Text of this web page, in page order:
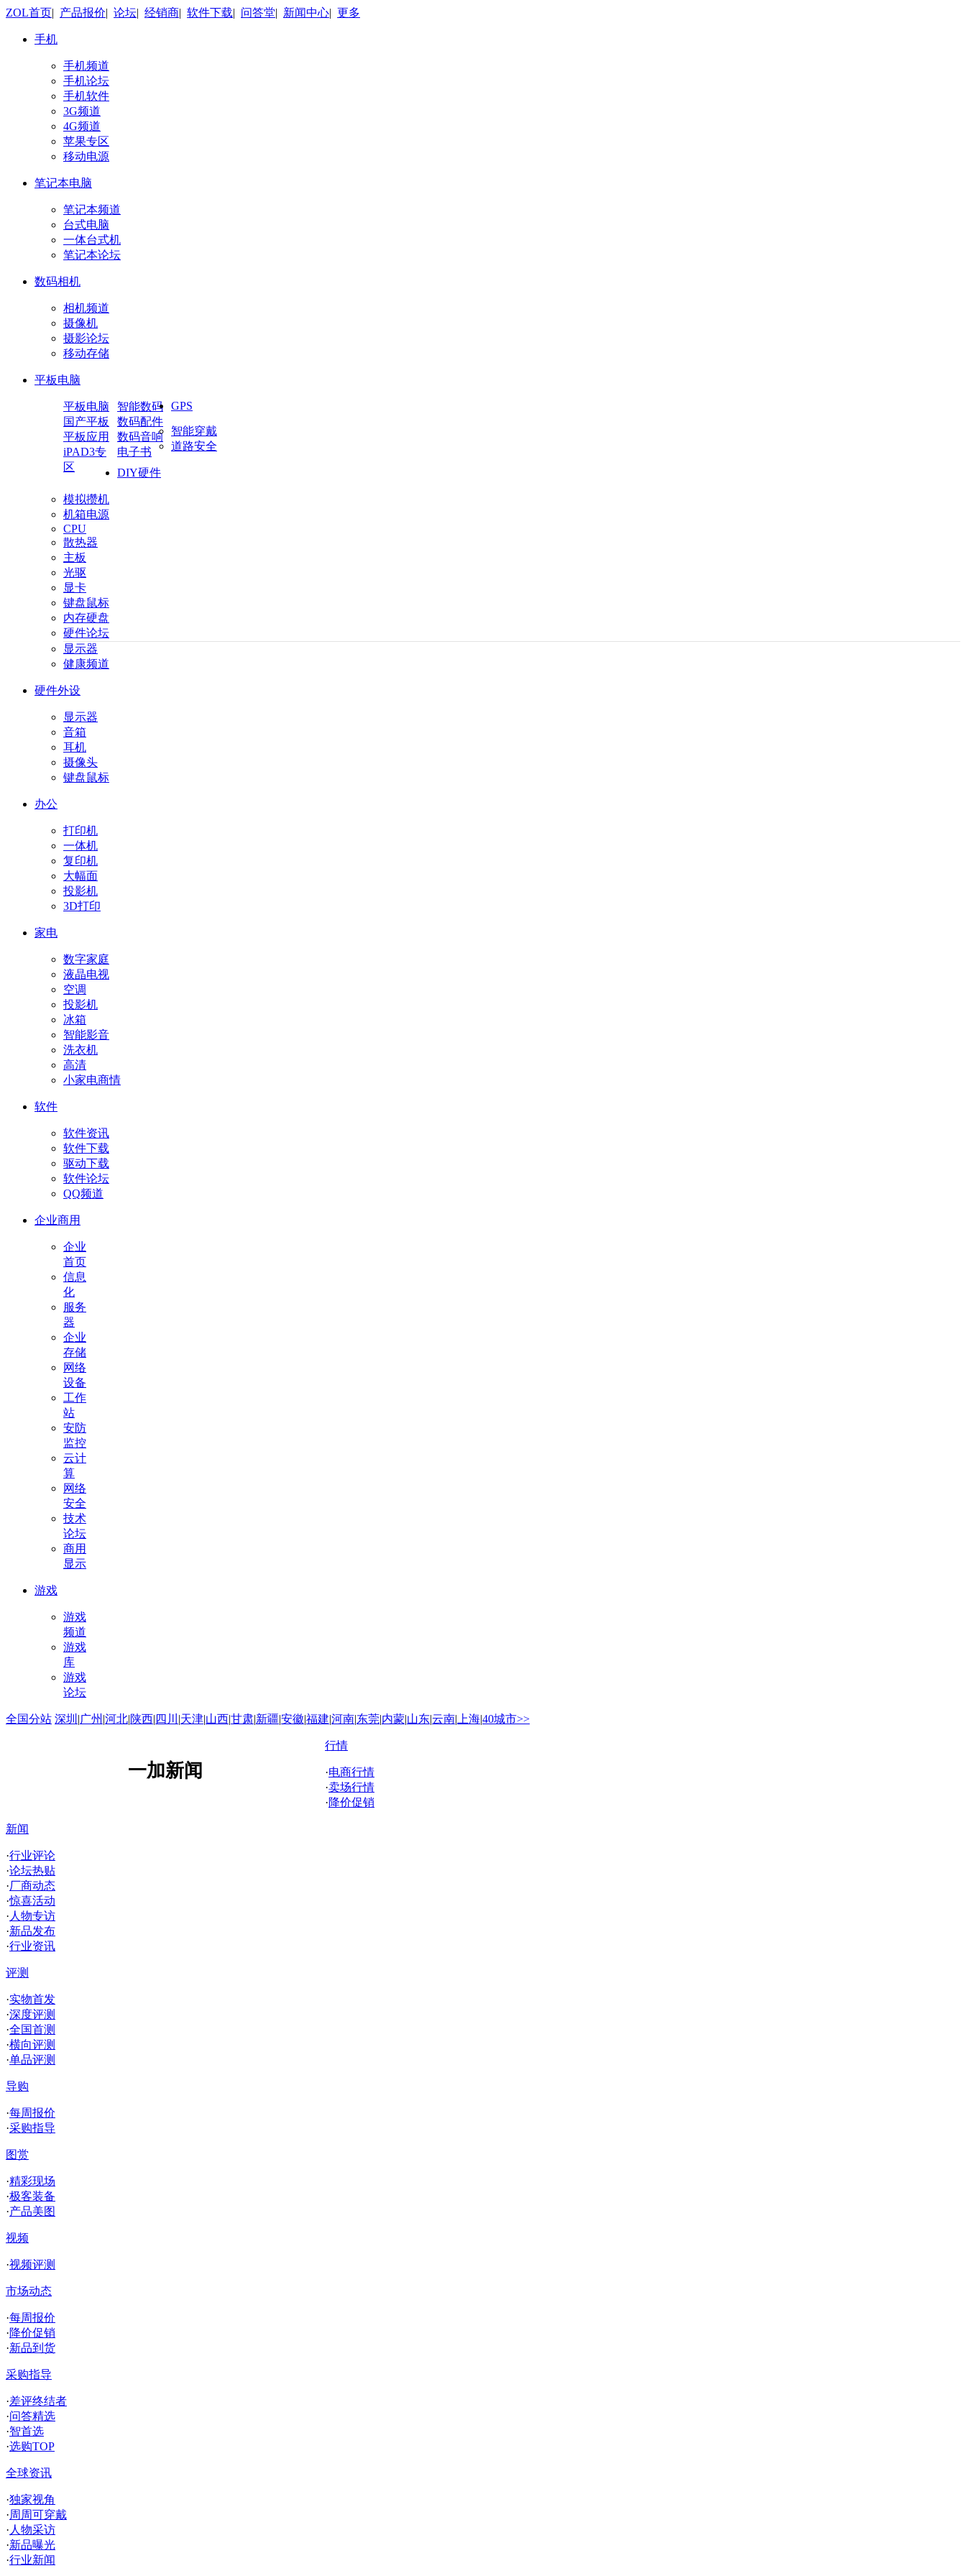
ZOL首页| 产品报价| 论坛| 经销商| 软件下载| 问答堂| 新闻中心| 更多
手机
手机频道
手机论坛
手机软件
3G频道
4G频道
苹果专区
移动电源
笔记本电脑
笔记本频道
台式电脑
一体台式机
笔记本论坛
数码相机
相机频道
摄像机
摄影论坛
移动存储
平板电脑
平板电脑
智能数码
国产平板
数码配件
平板应用
数码音响
iPAD3专
区
电子书
GPS
智能穿戴
道路安全
DIY硬件
模拟攒机
机箱电源
CPU
散热器
主板
光驱
显卡
键盘鼠标
内存硬盘
硬件论坛
显示器
健康频道
硬件外设
显示器
音箱
耳机
摄像头
键盘鼠标
办公
打印机
一体机
复印机
大幅面
投影机
3D打印
家电
数字家庭
液晶电视
空调
投影机
冰箱
智能影音
洗衣机
高清
小家电商情
软件
软件资讯
软件下载
驱动下载
软件论坛
QQ频道
企业商用
企业
首页
信息
化
服务
器
企业
存储
网络
设备
工作
站
安防
监控
云计
算
网络
安全
技术
论坛
商用
显示
游戏
游戏
频道
游戏
库
游戏
论坛
全国分站 深圳 |广州 |河北|陕西| 四川 |天津|山西|甘肃|新疆|安徽|福建|河南|东莞|内蒙|山东|云南| 上海|40城市>>
一加新闻
行情
·电商行情
·卖场行情
·降价促销
新闻
·行业评论
·论坛热贴
·厂商动态
·惊喜活动
· 人物专访
·新品发布
·行业资讯
评测
·实物首发
·深度评测
·全国首测
·横向评测
·单品评测
导购
·每周报价
·采购指导
图赏
·精彩现场
·极客装备
·产品美图
视频
·视频评测
市场动态
·每周报价
·降价促销
·新品到货
采购指导
·差评终结者
·问答精选
·智首选
·选购TOP
全球资讯
·独家视角
·周周可穿戴
· 人物采访
·新品曝光
·行业新闻